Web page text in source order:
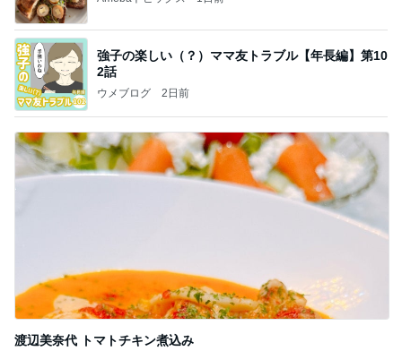
強子の楽しい（？）ママ友トラブル【年長編】第10
2話
ウメブログ 2日前
渡辺美奈代 トマトチキン煮込み